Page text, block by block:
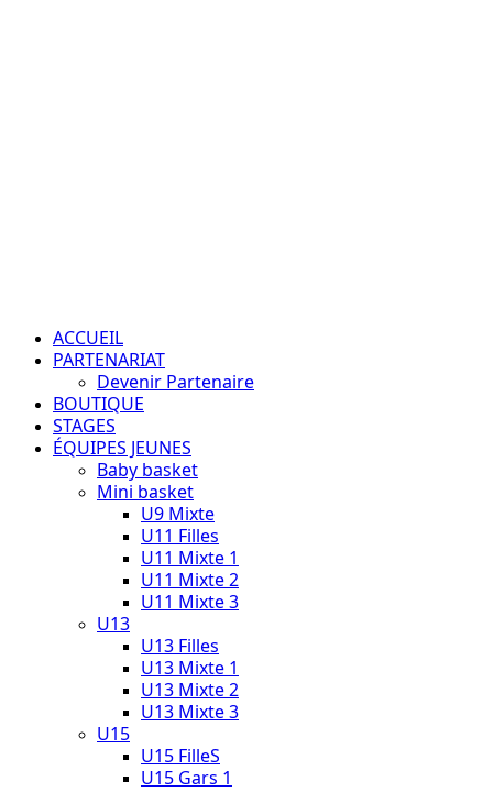
ACCUEIL
PARTENARIAT
Devenir Partenaire
BOUTIQUE
STAGES
ÉQUIPES JEUNES
Baby basket
Mini basket
U9 Mixte
U11 Filles
U11 Mixte 1
U11 Mixte 2
U11 Mixte 3
U13
U13 Filles
U13 Mixte 1
U13 Mixte 2
U13 Mixte 3
U15
U15 FilleS
U15 Gars 1